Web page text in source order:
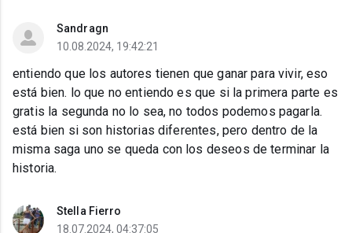
Sandragn
10.08.2024, 19:42:21
entiendo que los autores tienen que ganar para vivir, eso
está bien. lo que no entiendo es que si la primera parte es
gratis la segunda no lo sea, no todos podemos pagarla.
está bien si son historias diferentes, pero dentro de la
misma saga uno se queda con los deseos de terminar la
historia.
Stella Fierro
18.07.2024, 04:37:05